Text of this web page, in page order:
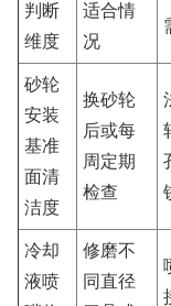
判断
维度
适合情
况
砂轮
安装
基准
面清
洁度
换砂轮
后或每
周定期
检查
冷却
液喷
修磨不
同直径